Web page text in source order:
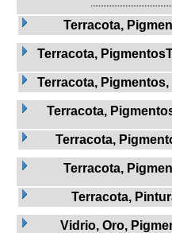
Terracota,
Terracota,
Terracota,
Terracota,
Terracota,
Terracota,
Terracota,
Vidrio, Oro,